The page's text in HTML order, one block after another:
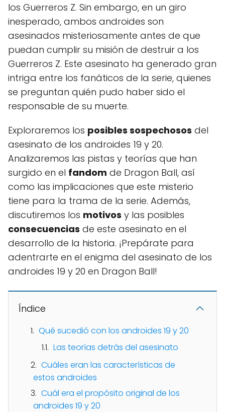
los Guerreros Z. Sin embargo, en un giro
inesperado, ambos androides son
asesinados misteriosamente antes de que
puedan cumplir su misión de destruir a los
Guerreros Z. Este asesinato ha generado gran
intriga entre los fanáticos de la serie, quienes
se preguntan quién pudo haber sido el
responsable de su muerte.
Exploraremos los posibles sospechosos del
asesinato de los androides 19 y 20.
Analizaremos las pistas y teorías que han
surgido en el fandom de Dragon Ball, así
como las implicaciones que este misterio
tiene para la trama de la serie. Además,
discutiremos los motivos y las posibles
consecuencias de este asesinato en el
desarrollo de la historia. ¡Prepárate para
adentrarte en el enigma del asesinato de los
androides 19 y 20 en Dragon Ball!
Índice
Qué sucedió con los androides 19 y 20
Las teorías detrás del asesinato
Cuáles eran las características de
estos androides
Cuál era el propósito original de los
androides 19 y 20